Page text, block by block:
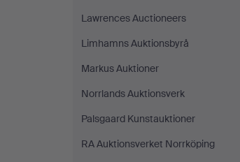
Lawrences Auctioneers
Limhamns Auktionsbyrå
Markus Auktioner
Norrlands Auktionsverk
Palsgaard Kunstauktioner
RA Auktionsverket Norrköping